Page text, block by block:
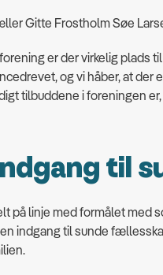
Gitte Frostholm Søe
er der virkelig plads
og vi håber, at der
tilbuddene i foreningen
til
på linje med formålet med
indgang til sunde